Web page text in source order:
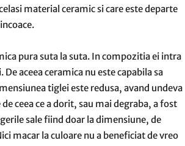
presa
material ceramic si care este departe
pura suta la suta. In compozitia ei intra
aceea ceramica nu este capabila sa
tiglei este redusa, avand undeva
ceea ce a dorit, sau mai degraba, a fost
sale fiind doar la dimensiune, de
macar la culoare nu a beneficiat de vreo